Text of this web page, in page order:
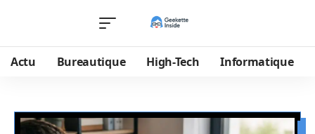
Actu Bureautique High-Tech Informatique